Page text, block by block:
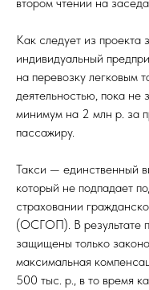
Как следует из
индивидуальный
на перевозку легковым
деятельностью, пока не
минимум на 2 млн р. за
пассажиру.
Такси — единственный
который не подпадает
страховании
(ОСГОП). В результате
защищены только
максимальная
500 тыс. р., в то время